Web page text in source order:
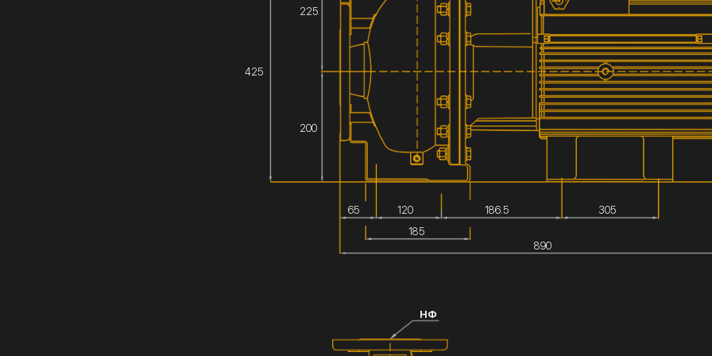
425
225
200
65 120 186.5
305
185
890
НФ